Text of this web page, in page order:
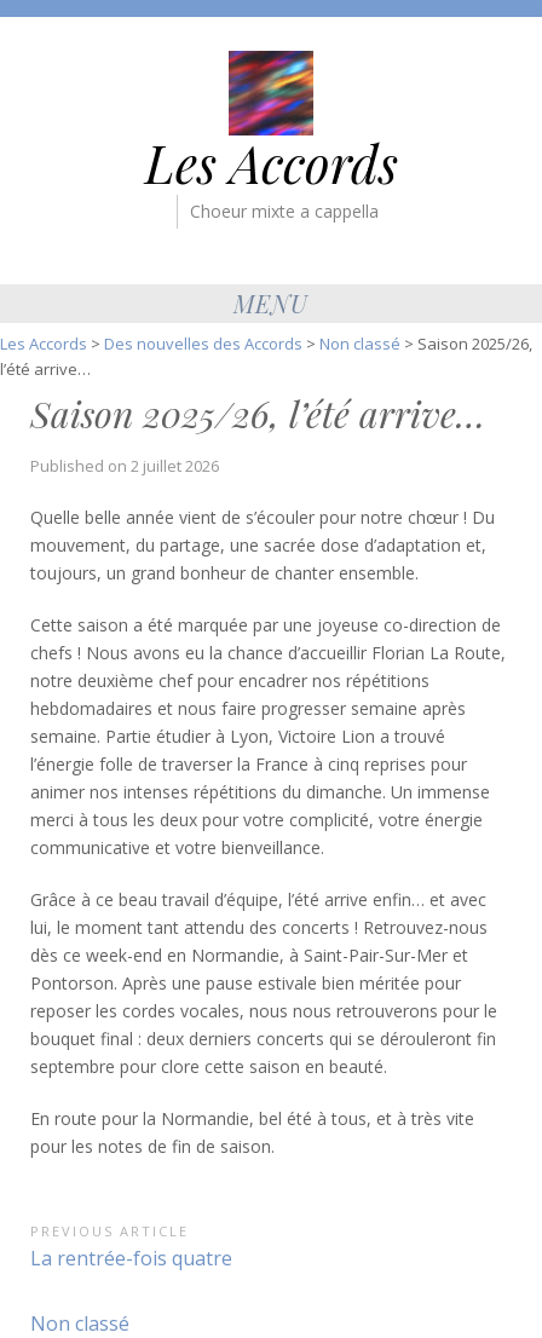
Les Accords
Choeur mixte a cappella
MENU
Les Accords > Des nouvelles des Accords > Non classé > Saison 2025/26,
l’été arrive…
Saison 2025/26, l’été arrive…
Published on 2 juillet 2026
Quelle belle année vient de s’écouler pour notre chœur ! Du
mouvement, du partage, une sacrée dose d’adaptation et,
toujours, un grand bonheur de chanter ensemble.
Cette saison a été marquée par une joyeuse co-direction de
chefs ! Nous avons eu la chance d’accueillir Florian La Route,
notre deuxième chef pour encadrer nos répétitions
hebdomadaires et nous faire progresser semaine après
semaine. Partie étudier à Lyon, Victoire Lion a trouvé
l’énergie folle de traverser la France à cinq reprises pour
animer nos intenses répétitions du dimanche. Un immense
merci à tous les deux pour votre complicité, votre énergie
communicative et votre bienveillance.
Grâce à ce beau travail d’équipe, l’été arrive enfin… et avec
lui, le moment tant attendu des concerts ! Retrouvez-nous
dès ce week-end en Normandie, à Saint-Pair-Sur-Mer et
Pontorson. Après une pause estivale bien méritée pour
reposer les cordes vocales, nous nous retrouverons pour le
bouquet final : deux derniers concerts qui se dérouleront fin
septembre pour clore cette saison en beauté.
En route pour la Normandie, bel été à tous, et à très vite
pour les notes de fin de saison.
Navigation
de
l’article
PREVIOUS ARTICLE
Previous
La rentrée-fois quatre
Non classé